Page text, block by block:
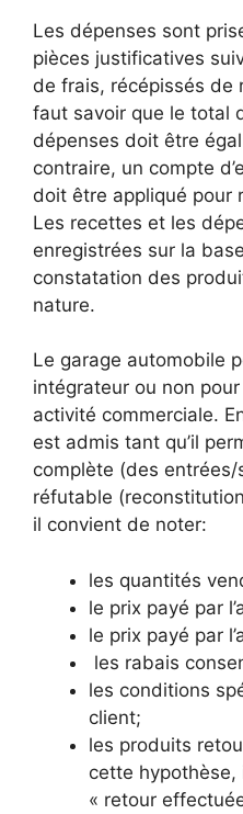
Les dépenses sont
pièces justificatives
de frais, récépissés de
faut savoir que le total
dépenses doit être
contraire, un compte
doit être appliqué pour
Les recettes et les
enregistrées sur la
constatation des
nature.
Le garage automobile
intégrateur ou non
activité commerciale.
est admis tant qu’il
complète (des entrées/
réfutable
il convient de noter:
les quantités
le prix payé par
le prix payé par
les rabais
les conditions
client;
les produits
cette hypothèse,
« retour